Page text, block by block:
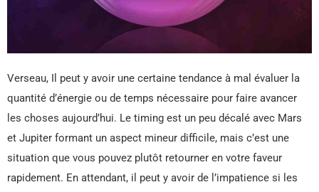
Verseau, Il peut y avoir une certaine tendance à mal évaluer la
quantité d’énergie ou de temps nécessaire pour faire avancer
les choses aujourd’hui. Le timing est un peu décalé avec Mars
et Jupiter formant un aspect mineur difficile, mais c’est une
situation que vous pouvez plutôt retourner en votre faveur
rapidement. En attendant, il peut y avoir de l’impatience si les